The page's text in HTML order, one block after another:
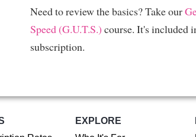
Need to review the basics? Take our
Speed (G.U.T.S.) course. It's included
subscription.
EXPLORE